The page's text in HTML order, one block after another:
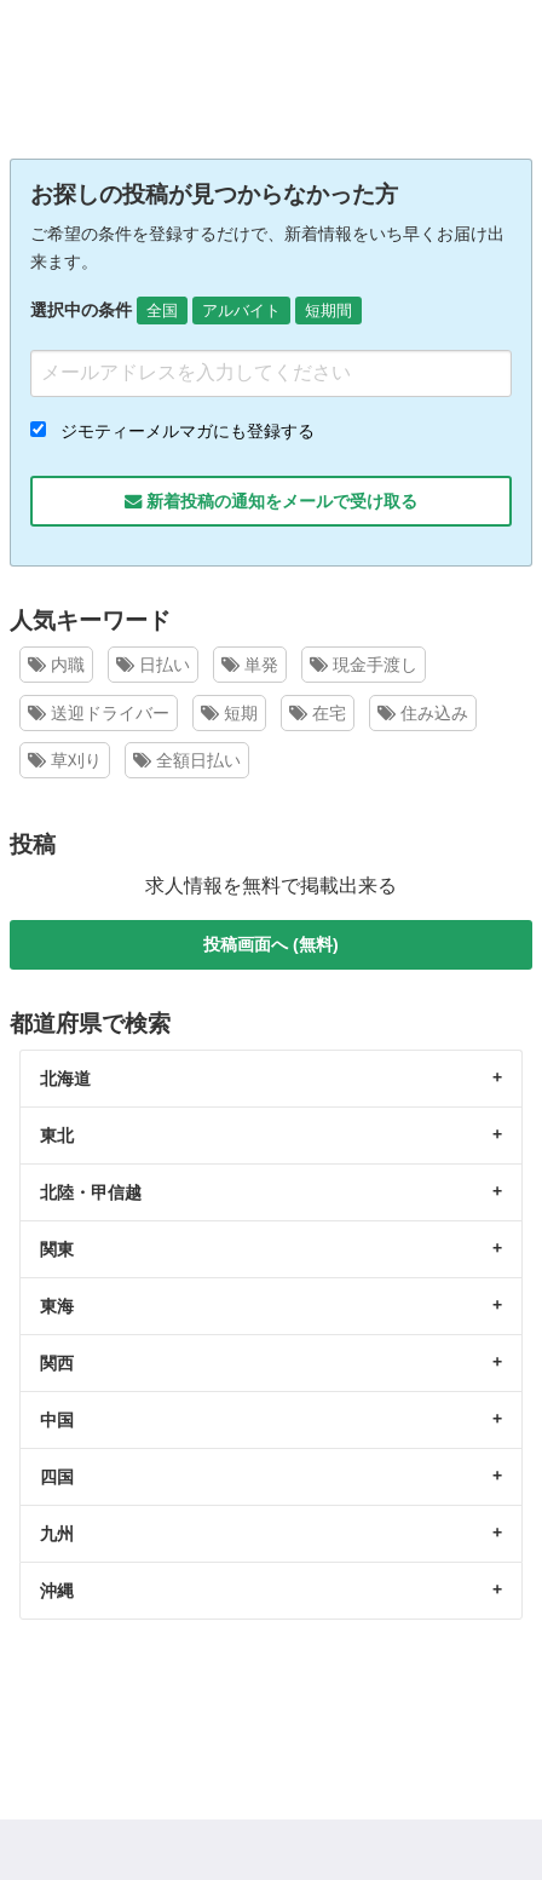
お探しの投稿が見つからなかった方
ご希望の条件を登録するだけで、新着情報をいち早くお届け出
来ます。
選択中の条件 全国 アルバイト 短期間
ジモティーメルマガにも登録する
新着投稿の通知をメールで受け取る
人気キーワード
内職 日払い 単発 現金手渡し
送迎ドライバー 短期 在宅 住み込み
草刈り 全額日払い
投稿
求人情報を無料で掲載出来る
投稿画面へ (無料)
都道府県で検索
北海道
東北
北陸・甲信越
関東
東海
関西
中国
四国
九州
沖縄